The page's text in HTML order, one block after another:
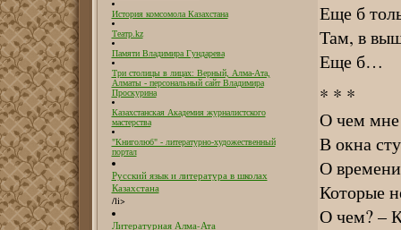
История комсомола Казахстана
Театр.kz
Памяти Владимира Гундарева
Три столицы в лицах: Верный, Алма-Ата,
Алматы - персональный сайт Владимира
Проскурина
Казахстанская Академия журналистского
мастерства
"Книголюб" - литературно-художественный
портал
Русский язык и литература в школах
Казахстана
/li>
Литературная Алма-Ата
Еще б
Там, в
Еще б…
* * *
О чем мне
В окна
О
Которые
О чем? –